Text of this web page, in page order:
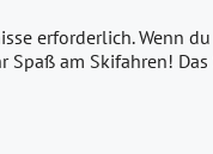
erforderlich. Wenn
am Skifahren!